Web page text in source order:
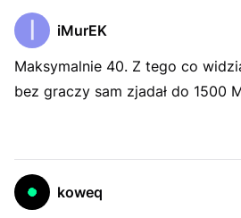
iMurEK
Maksymalnie 40. Z tego co
bez graczy sam zjadał do 1500
koweq